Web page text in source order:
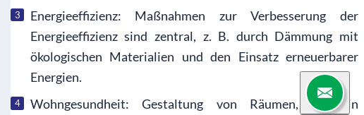
Energieeffizienz: Maßnahmen zur Verbesserung der
Energieeffizienz sind zentral, z. B. durch Dämmung mit
ökologischen Materialien und den Einsatz erneuerbarer
Energien.
Wohngesundheit: Gestaltung von Räumen, die ein